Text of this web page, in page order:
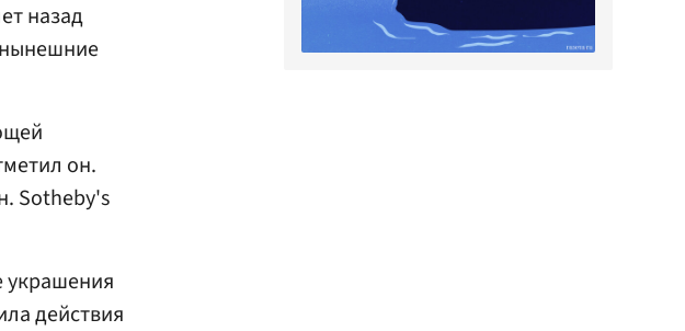
назад
он.
Sotheby's
украшения
действия